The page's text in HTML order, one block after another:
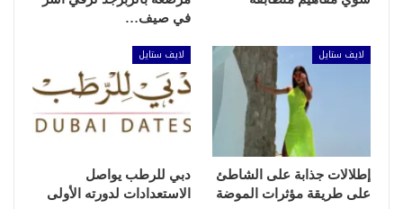
في صيف…
لايف ستايل
إطلالات جذابة على الشاطئ
على طريقة مؤثرات الموضة
لايف ستايل
دبي للرطب يواصل
الاستعدادات لدورته الأولى